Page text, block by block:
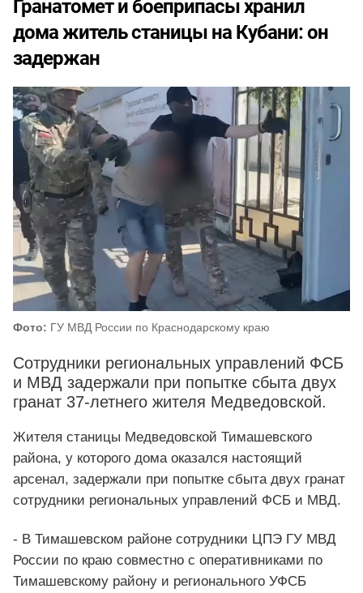
Гранатомет и боеприпасы хранил
дома житель станицы на Кубани: он
задержан
Фото: ГУ МВД России по Краснодарскому краю
Сотрудники региональных управлений ФСБ
и МВД задержали при попытке сбыта двух
гранат 37-летнего жителя Медведовской.
Жителя станицы Медведовской Тимашевского
района, у которого дома оказался настоящий
арсенал, задержали при попытке сбыта двух гранат
сотрудники региональных управлений ФСБ и МВД.
- В Тимашевском районе сотрудники ЦПЭ ГУ МВД
России по краю совместно с оперативниками по
Тимашевскому району и регионального УФСБ